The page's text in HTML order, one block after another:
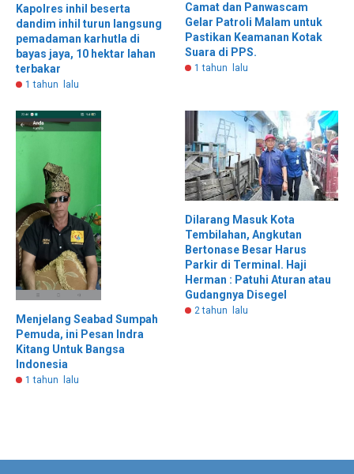
Kapolres inhil beserta
dandim inhil turun langsung
pemadaman karhutla di
bayas jaya, 10 hektar lahan
terbakar
1 tahun lalu
Camat dan Panwascam
Gelar Patroli Malam untuk
Pastikan Keamanan Kotak
Suara di PPS.
1 tahun lalu
Menjelang Seabad Sumpah
Pemuda, ini Pesan Indra
Kitang Untuk Bangsa
Indonesia
1 tahun lalu
Dilarang Masuk Kota
Tembilahan, Angkutan
Bertonase Besar Harus
Parkir di Terminal. Haji
Herman : Patuhi Aturan atau
Gudangnya Disegel
2 tahun lalu